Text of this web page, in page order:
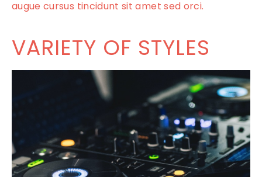
augue cursus tincidunt sit amet sed orci.
VARIETY OF STYLES